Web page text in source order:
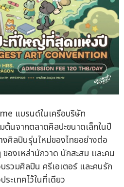
แบรนด์ในเครือบริษัท
นจากตลาดศิลปะขนาดเล็กในปี
งศิลปินรุ่นใหม่ของไทยอย่างต่อ
องเหล่านักวาด นักสะสม และคน
รวมศิลปิน ครีเอเตอร์ และคนรัก
เทศไว้ในที่เดียว